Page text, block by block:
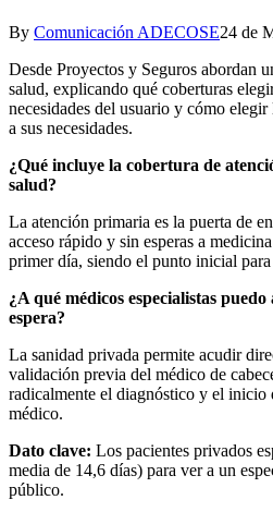
By Comunicación ADECOSE24 de
Desde Proyectos y Seguros abordan
salud, explicando qué coberturas
necesidades del usuario y cómo
a sus necesidades.
¿Qué incluye la cobertura de
salud?
La atención primaria es la puerta de
acceso rápido y sin esperas a
primer día, siendo el punto inicial
¿A qué médicos especialistas puedo
espera?
La sanidad privada permite acudir
validación previa del médico de
radicalmente el diagnóstico y el inicio
médico.
Dato clave: Los pacientes privados
media de 14,6 días) para ver a un
público.